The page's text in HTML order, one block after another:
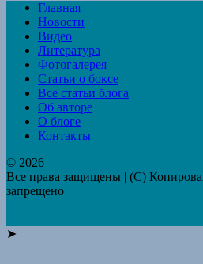
Главная
Новости
Видео
Литература
Фотогалерея
Статьи о боксе
Все статьи блога
Об авторе
О блоге
Контакты
© 2026
Все права защищены | (C)
запрещено
➤